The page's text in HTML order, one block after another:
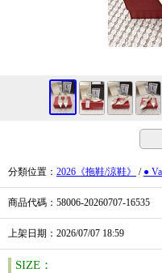
分類位置 ： 2026《拖鞋/涼鞋》 / ●
商品代碼 ：58006-20260707-16535
上架日期 ：2026/07/07 18:59
SIZE：